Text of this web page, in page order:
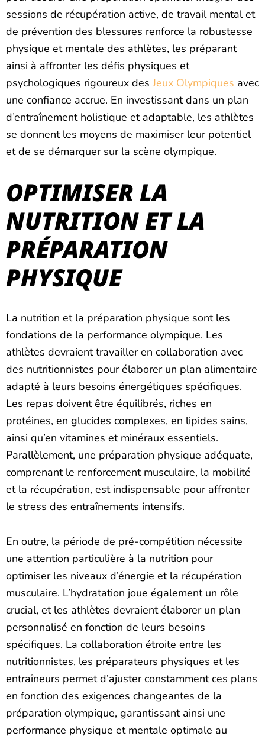
sessions de récupération active, de travail mental et
de prévention des blessures renforce la robustesse
physique et mentale des athlètes, les préparant
ainsi à affronter les défis physiques et
psychologiques rigoureux des Jeux Olympiques avec
une confiance accrue. En investissant dans un plan
d’entraînement holistique et adaptable, les athlètes
se donnent les moyens de maximiser leur potentiel
et de se démarquer sur la scène olympique.
OPTIMISER LA
NUTRITION ET LA
PRÉPARATION
PHYSIQUE
La nutrition et la préparation physique sont les
fondations de la performance olympique. Les
athlètes devraient travailler en collaboration avec
des nutritionnistes pour élaborer un plan alimentaire
adapté à leurs besoins énergétiques spécifiques.
Les repas doivent être équilibrés, riches en
protéines, en glucides complexes, en lipides sains,
ainsi qu’en vitamines et minéraux essentiels.
Parallèlement, une préparation physique adéquate,
comprenant le renforcement musculaire, la mobilité
et la récupération, est indispensable pour affronter
le stress des entraînements intensifs.
En outre, la période de pré-compétition nécessite
une attention particulière à la nutrition pour
optimiser les niveaux d’énergie et la récupération
musculaire. L’hydratation joue également un rôle
crucial, et les athlètes devraient élaborer un plan
personnalisé en fonction de leurs besoins
spécifiques. La collaboration étroite entre les
nutritionnistes, les préparateurs physiques et les
entraîneurs permet d’ajuster constamment ces plans
en fonction des exigences changeantes de la
préparation olympique, garantissant ainsi une
performance physique et mentale optimale au